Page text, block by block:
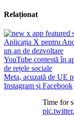
Relaționat
Aplicația X pentru
un an de dezvoltare
YouTube contestă în
de rețele sociale
Meta, acuzată de UE
Instagram și Facebook
Time for